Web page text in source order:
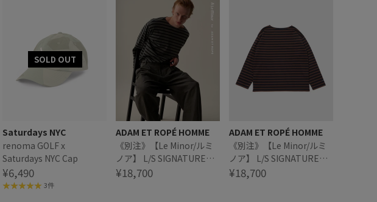
Saturdays NYC
renoma GOLF x
Saturdays NYC Cap
¥6,490
3件
ADAM ET ROPÉ HOMME
《別注》【Le Minor/ルミ
ノア】 L/S SIGNATURE
BASQUE
¥18,700
ADAM ET ROPÉ HOMME
《別注》【Le Minor/ルミ
ノア】 L/S SIGNATURE
BASQUE
¥18,700